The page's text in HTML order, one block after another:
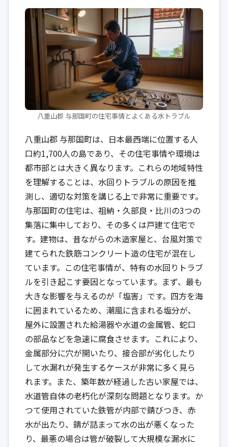
八重山郡 与那国町の住宅事情とよくある水トラブル
八重山郡 与那国町は、日本最西端に位置する人
口約1,700人の島であり、その住宅事情や環境は
都市部とは大きく異なります。これらの地域特性
を理解することは、水回りトラブルの原因を推
測し、適切な対策を講じる上で非常に重要です。
与那国町の住宅は、祖納・久部良・比川の3つの
集落に集中しており、その多くは戸建て住宅で
す。建物は、昔ながらの木造家屋と、台風対策で
建てられた鉄筋コンクリート造の住宅が混在し
ています。この住宅事情が、特有の水回りトラブ
ルを引き起こす要因となっています。まず、最も
大きな影響を与えるのが「塩害」です。四方を海
に囲まれているため、潮風に含まれる塩分が、
屋外に設置された給湯器や水道の金属管、蛇口
の部品などを急速に腐食させます。これにより、
金属部分に穴が開いたり、接合部が劣化したり
して水漏れが発生するケースが非常に多く見ら
れます。また、築年数が経過した古い家屋では、
水道管自体の老朽化が深刻な問題となります。か
つて使用されていた鉄管が内部で錆びつき、赤
水が出たり、錆が詰まって水の出が悪くなった
り、最悪の場合は管が破裂して大規模な漏水に